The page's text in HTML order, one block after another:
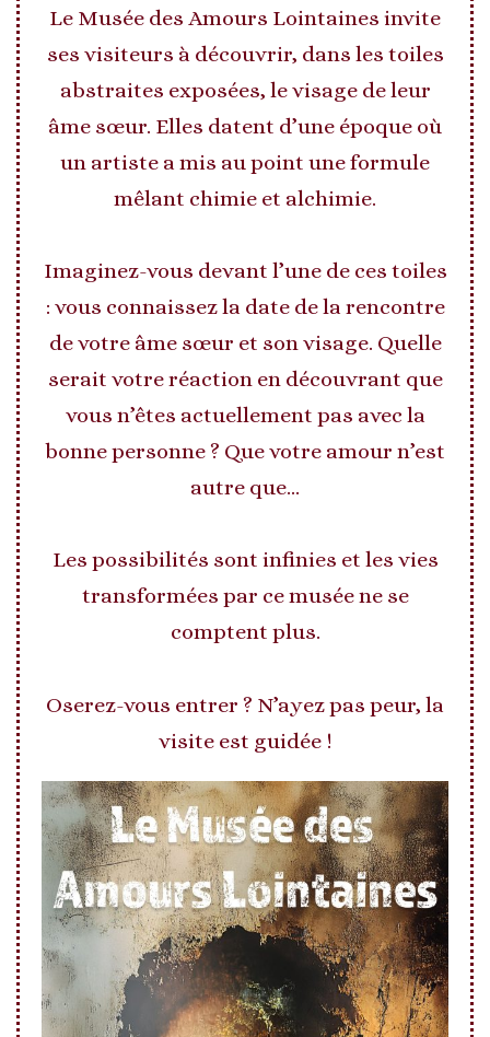
Le Musée des Amours Lointaines invite
ses visiteurs à découvrir, dans les toiles
abstraites exposées, le visage de leur
âme sœur. Elles datent d’une époque où
un artiste a mis au point une formule
mêlant chimie et alchimie.
Imaginez-vous devant l’une de ces toiles
: vous connaissez la date de la rencontre
de votre âme sœur et son visage. Quelle
serait votre réaction en découvrant que
vous n’êtes actuellement pas avec la
bonne personne ? Que votre amour n’est
autre que…
Les possibilités sont infinies et les vies
transformées par ce musée ne se
comptent plus.
Oserez-vous entrer ? N’ayez pas peur, la
visite est guidée !